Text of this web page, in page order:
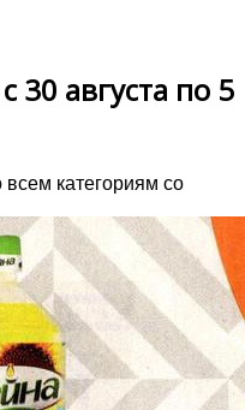
30 августа по 5
всем категориям со